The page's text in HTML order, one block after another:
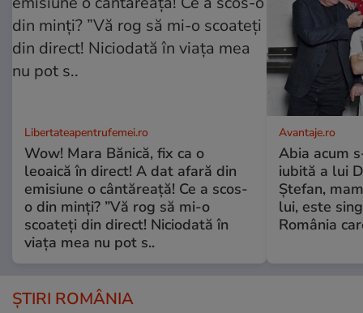
Libertateapentrufemei.ro
Wow! Mara Bănică, fix ca o
leoaică în direct! A dat afară din
emisiune o cântăreață! Ce a scos-
o din minți? ”Vă rog să mi-o
scoateți din direct! Niciodată în
viața mea nu pot s..
Avantaje.ro
Abia acum
iubită a lui
Ștefan,
lui, este
România
ȘTIRI ROMÂNIA